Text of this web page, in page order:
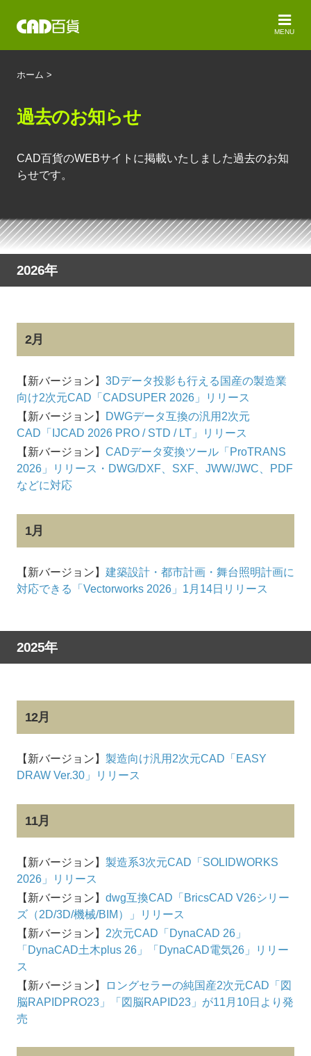
MENU
ホーム >
過去のお知らせ
CAD百貨のWEBサイトに掲載いたしました過去のお知
らせです。
2026年
2月
【新バージョン】 3Dデータ投影も行える国産の製造業
向け2次元CAD「CADSUPER 2026」リリース
【新バージョン】
DWGデータ互換の汎用2次元
CAD「IJCAD 2026 PRO / STD / LT」リリース
【新バージョン】 CADデータ変換ツール「ProTRANS
2026」リリース・DWG/DXF、SXF、JWW/JWC、PDF
などに対応
1月
【新バージョン】 建築設計・都市計画・舞台照明計画に
対応できる「Vectorworks 2026」1月14日リリース
2025年
12月
【新バージョン】 製造向け汎用2次元CAD「EASY
DRAW Ver.30」リリース
11月
【新バージョン】 製造系3次元CAD「SOLIDWORKS
2026」リリース
【新バージョン】 dwg互換CAD「BricsCAD V26シリー
ズ（2D/3D/機械/BIM）」リリース
【新バージョン】 2次元CAD「DynaCAD 26」
「DynaCAD土木plus 26」「DynaCAD電気26」リリー
ス
【新バージョン】
ロングセラーの純国産2次元CAD「図
脳RAPIDPRO23」「図脳RAPID23」が11月10日より発
売